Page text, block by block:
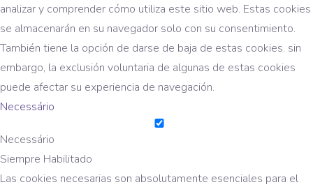
analizar y comprender cómo utiliza este sitio web. Estas cookies
se almacenarán en su navegador solo con su consentimiento.
También tiene la opción de darse de baja de estas cookies. sin
embargo, la exclusión voluntaria de algunas de estas cookies
puede afectar su experiencia de navegación.
Necessário
Necessário
Siempre Habilitado
Las cookies necesarias son absolutamente esenciales para el